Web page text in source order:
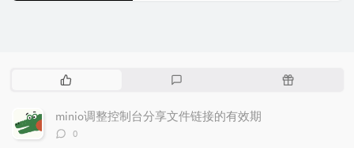
热
文
章
评
随
minio调整控制台分享文件链接的有效期
评
0